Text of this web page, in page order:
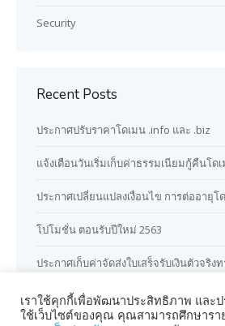
Security
Recent Posts
ประกาศปรับราคาโดเมน .info และ .biz
แจ้งเตือนวันเริ่มเก็บค่าธรรมเนียมกู้คืนโด
ประกาศเปลี่ยนแปลงเงื่อนไข การต่ออายุโ
โปโมชั่น ตอนรับปีใหม่ 2563
ประกาศเก็บค่าจัดส่งใบเสร็จรับเงินตัวจริง
เราใช้คุกกี้เพื่อพัฒนาประสิทธิภาพ และ
ใช้เว็บไซต์ของคุณ คุณสามารถศึกษารา